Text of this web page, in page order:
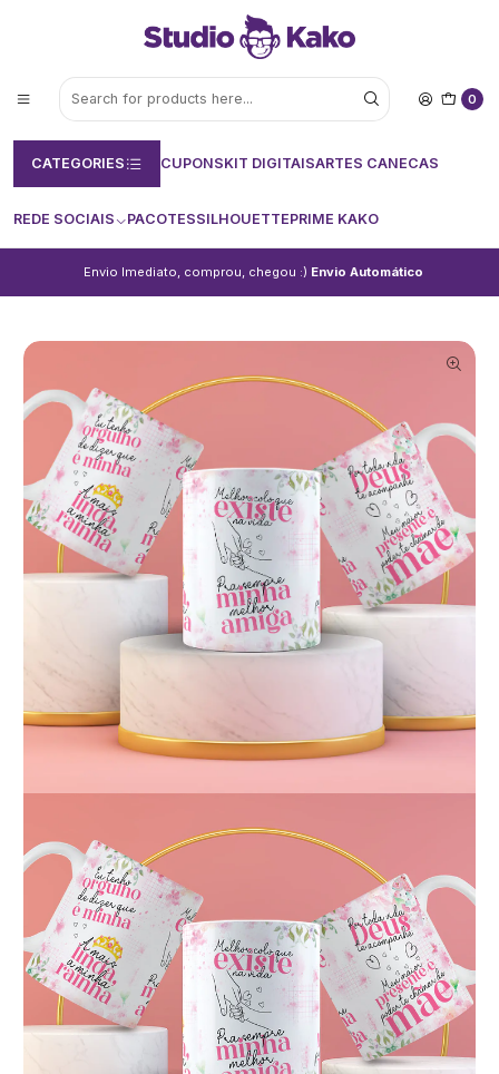
0
CATEGORIES CUPONSKIT DIGITAISARTES CANECAS
REDE SOCIAIS PACOTESSILHOUETTEPRIME KAKO
Envio Imediato, comprou, chegou :) Envio Automático